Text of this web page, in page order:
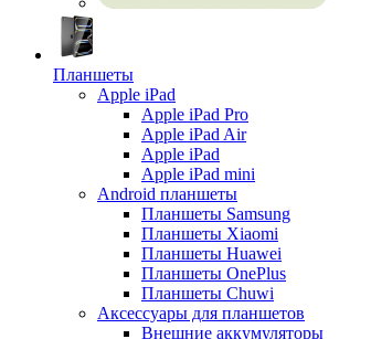
Планшеты
Apple iPad
Apple iPad Pro
Apple iPad Air
Apple iPad
Apple iPad mini
Android планшеты
Планшеты Samsung
Планшеты Xiaomi
Планшеты Huawei
Планшеты OnePlus
Планшеты Chuwi
Аксессуары для планшетов
Внешние аккумуляторы